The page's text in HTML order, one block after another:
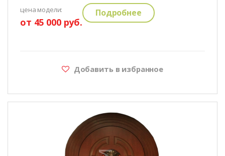
цена модели:
от 45 000 руб.
Подробнее
Добавить в избранное